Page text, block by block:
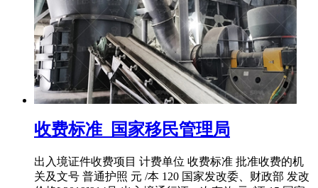
收费标准_国家移民管理局
出入境证件收费项目 计费单位 收费标准 批准收费的机
关及文号 普通护照 元 /本 120 国家发改委、财政部 发改